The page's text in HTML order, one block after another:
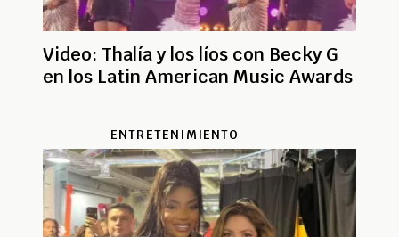
Video: Thalía y los líos con Becky G
en los Latin American Music Awards
ENTRETENIMIENTO